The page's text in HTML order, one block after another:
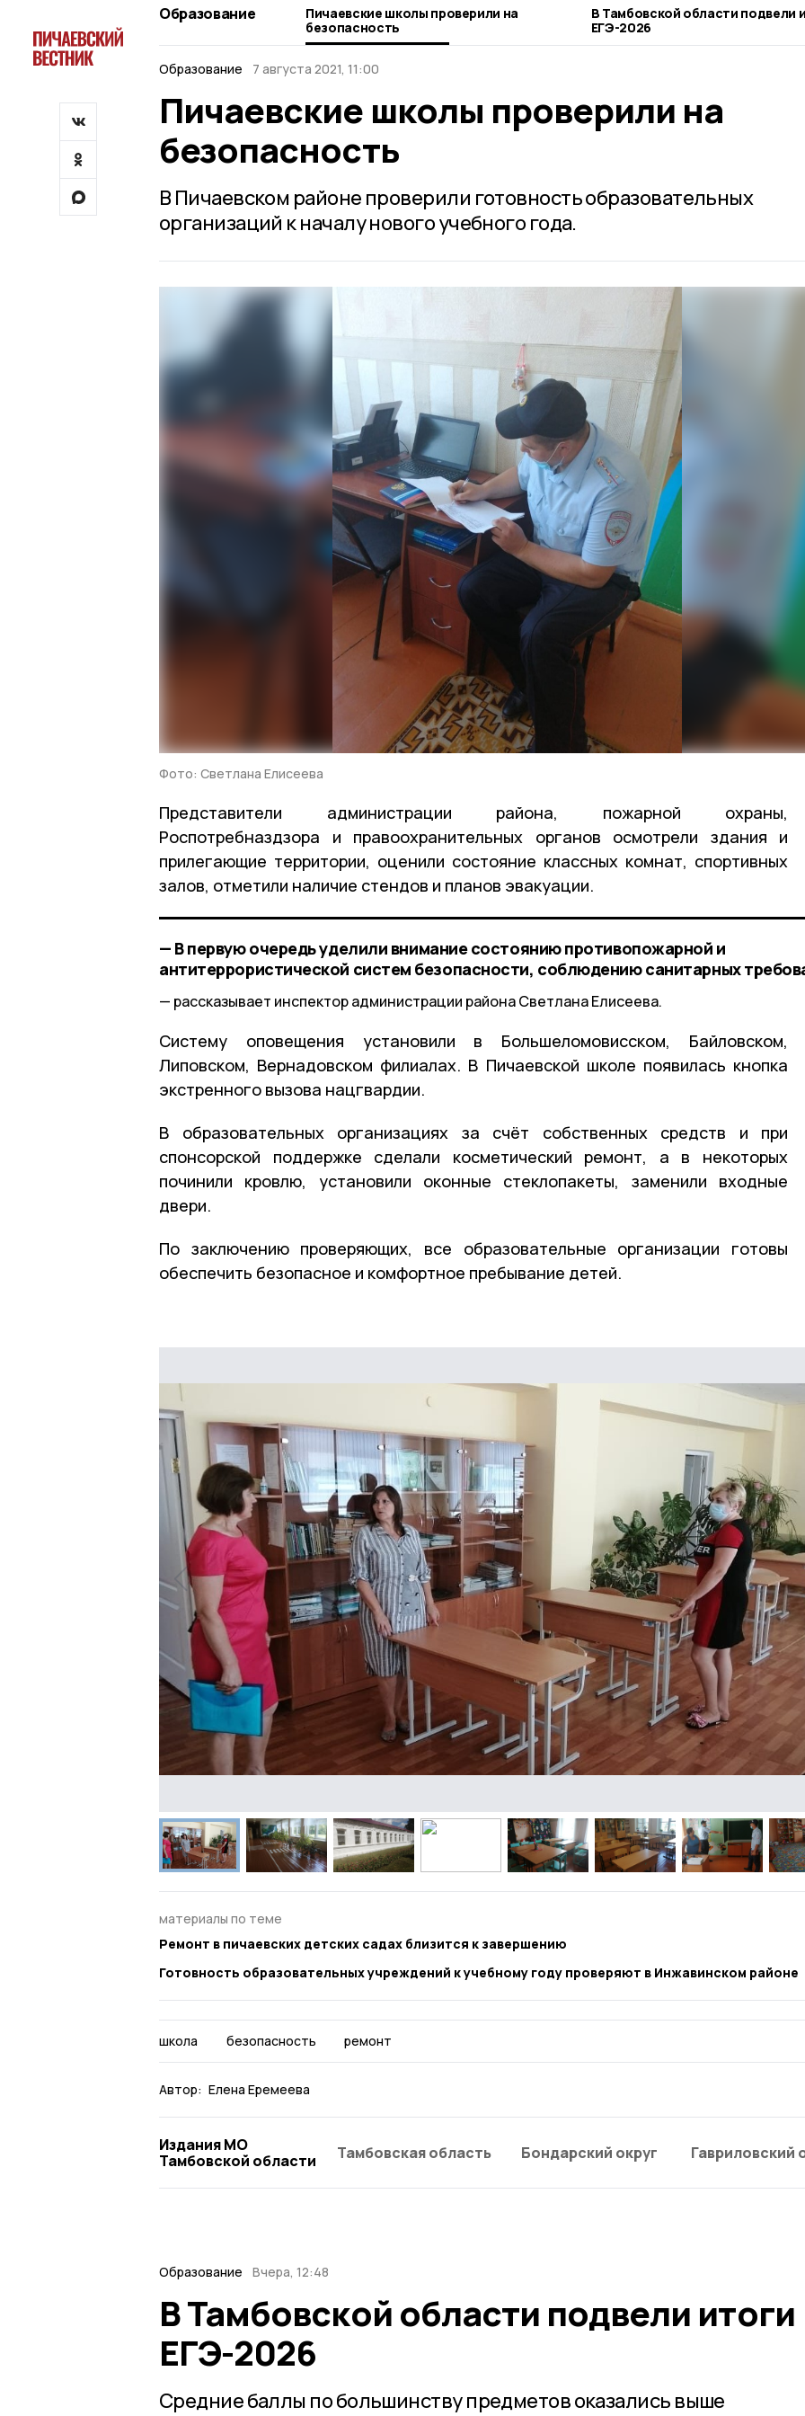
Образование
Пичаевские школы проверили на
безопасность
В Тамбовской области подвели
ЕГЭ-2026
Образование 7 августа 2021, 11:00
Пичаевские школы проверили на
безопасность
В Пичаевском районе проверили готовность образовательных
организаций к началу нового учебного года.
Фото: Светлана Елисеева
Представители администрации района, пожарной охраны,
Роспотребназдзора и правоохранительных органов осмотрели здания и
прилегающие территории, оценили состояние классных комнат, спортивных
залов, отметили наличие стендов и планов эвакуации.
— В первую очередь уделили внимание состоянию противопожарной и
антитеррористической систем безопасности, соблюдению санитарных
рассказывает инспектор администрации района Светлана Елисеева.
Систему оповещения установили в Большеломовисском, Байловском,
Липовском, Вернадовском филиалах. В Пичаевской школе появилась кнопка
экстренного вызова нацгвардии.
В образовательных организациях за счёт собственных средств и при
спонсорской поддержке сделали косметический ремонт, а в некоторых
починили кровлю, установили оконные стеклопакеты, заменили входные
двери.
По заключению проверяющих, все образовательные организации готовы
обеспечить безопасное и комфортное пребывание детей.
материалы по теме
Ремонт в пичаевских детских садах близится к завершению
Готовность образовательных учреждений к учебному году проверяют в Инжавинском районе
школа безопасность ремонт
Автор: Елена Еремеева
Издания МО
Тамбовской области
Тамбовская область Бондарский округ Гавриловский
Образование Вчера, 12:48
В Тамбовской области подвели итоги
ЕГЭ-2026
Средние баллы по большинству предметов оказались выше